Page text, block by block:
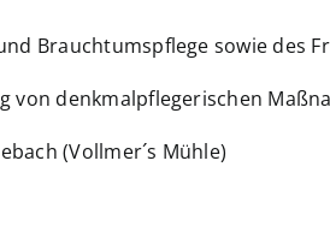
Brauchtumspflege sowie des
denkmalpflegerischen
(Vollmer´s Mühle)